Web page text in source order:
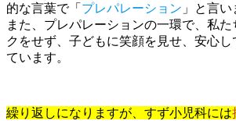
的な言葉で「 プレパレーション 」と言い
また、プレパレーションの一環で、私
クをせず、子どもに笑顔を見せ、安心
ています。
繰り返しになりますが、すず小児科には